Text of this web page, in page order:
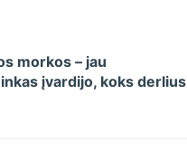
morkos – jau
įvardijo, koks derlius